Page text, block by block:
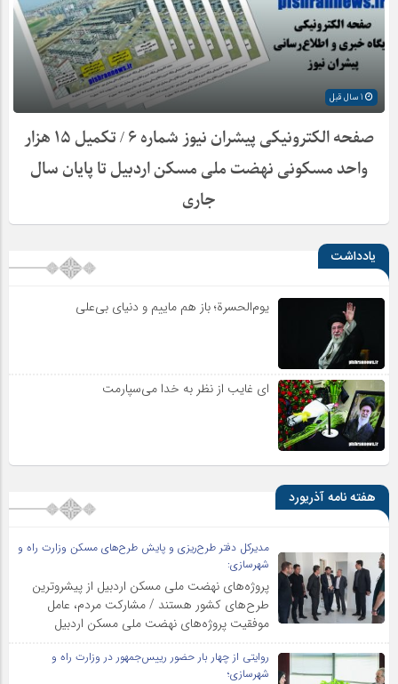
صفحه الکترونیکی پیشران نیوز شماره ۶ / تکمیل ۱۵ هزار
واحد مسکونی نهضت ملی مسکن اردبیل تا پایان سال
جاری
یادداشت
یوم‌الحسرة؛ باز هم ماییم و دنیای بی‌علی
ای غایب از نظر به خدا می‌سپارمت
هفته نامه آذریورد
مدیرکل دفتر طرح‌ریزی و پایش طرح‌های مسکن وزارت راه و
شهرسازی:
پروژه‌های نهضت ملی مسکن اردبیل از پیشروترین
طرح‌های کشور هستند / مشارکت مردم، عامل
موفقیت پروژه‌های نهضت ملی مسکن اردبیل
روایتی از چهار بار حضور رییس‌جمهور در وزارت راه و
شهرسازی؛